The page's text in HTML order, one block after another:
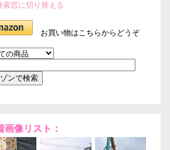
索窓に切り替える
お買い物はこちらからどうぞ
画像リスト：